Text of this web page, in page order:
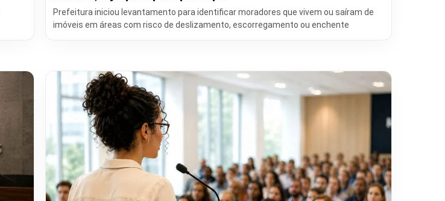
Prefeitura iniciou levantamento para identificar moradores que vivem ou saíram de
imóveis em áreas com risco de deslizamento, escorregamento ou enchente